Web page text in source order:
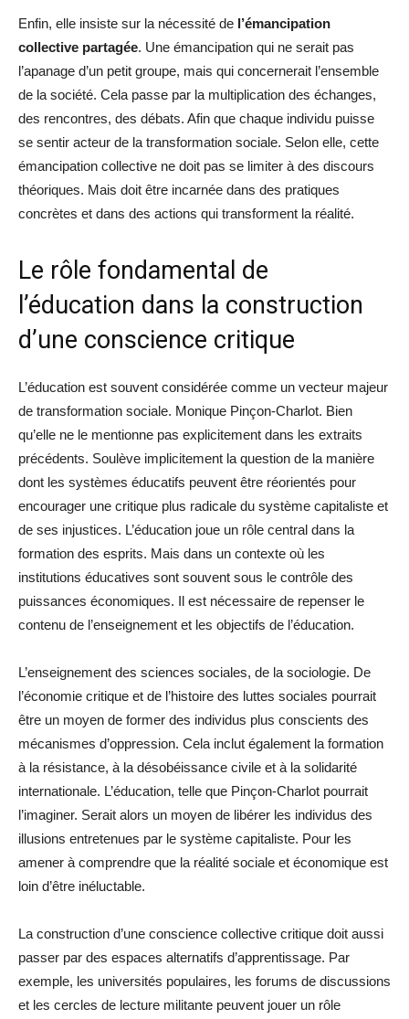
Enfin, elle insiste sur la nécessité de l’émancipation
collective partagée. Une émancipation qui ne serait pas
l’apanage d’un petit groupe, mais qui concernerait l’ensemble
de la société. Cela passe par la multiplication des échanges,
des rencontres, des débats. Afin que chaque individu puisse
se sentir acteur de la transformation sociale. Selon elle, cette
émancipation collective ne doit pas se limiter à des discours
théoriques. Mais doit être incarnée dans des pratiques
concrètes et dans des actions qui transforment la réalité.
Le rôle fondamental de
l’éducation dans la construction
d’une conscience critique
L’éducation est souvent considérée comme un vecteur majeur
de transformation sociale. Monique Pinçon-Charlot. Bien
qu’elle ne le mentionne pas explicitement dans les extraits
précédents. Soulève implicitement la question de la manière
dont les systèmes éducatifs peuvent être réorientés pour
encourager une critique plus radicale du système capitaliste et
de ses injustices. L’éducation joue un rôle central dans la
formation des esprits. Mais dans un contexte où les
institutions éducatives sont souvent sous le contrôle des
puissances économiques. Il est nécessaire de repenser le
contenu de l’enseignement et les objectifs de l’éducation.
L’enseignement des sciences sociales, de la sociologie. De
l’économie critique et de l’histoire des luttes sociales pourrait
être un moyen de former des individus plus conscients des
mécanismes d’oppression. Cela inclut également la formation
à la résistance, à la désobéissance civile et à la solidarité
internationale. L’éducation, telle que Pinçon-Charlot pourrait
l’imaginer. Serait alors un moyen de libérer les individus des
illusions entretenues par le système capitaliste. Pour les
amener à comprendre que la réalité sociale et économique est
loin d’être inéluctable.
La construction d’une conscience collective critique doit aussi
passer par des espaces alternatifs d’apprentissage. Par
exemple, les universités populaires, les forums de discussions
et les cercles de lecture militante peuvent jouer un rôle